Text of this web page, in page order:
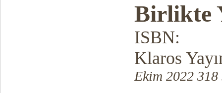
Birlikte
ISBN:
Klaros
Ekim 2022 318